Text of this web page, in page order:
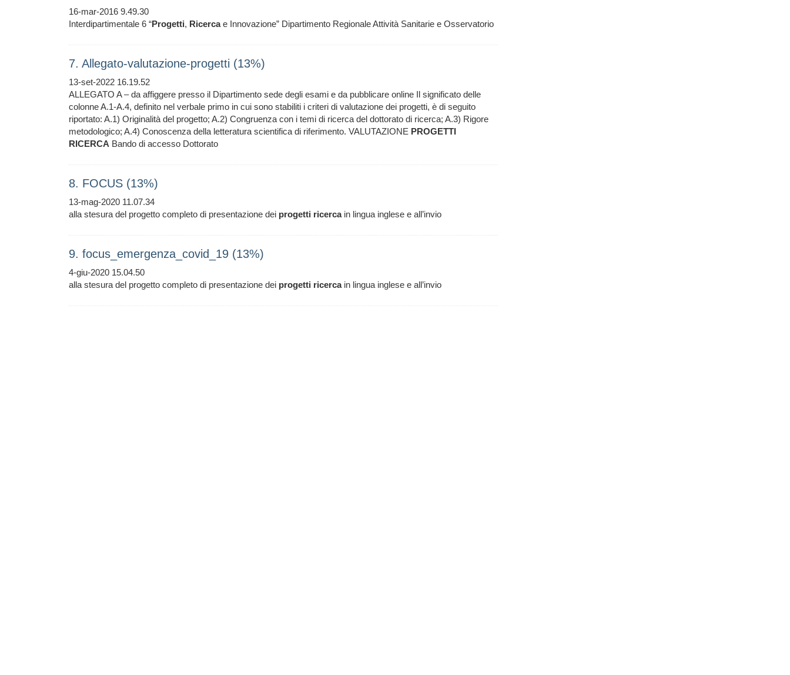
16-mar-2016 9.49.30
Interdipartimentale 6 “Progetti, Ricercae Innovazione” Dipartimento Regionale Attività Sanitarie e Osservatorio
7. Allegato-valutazione-progetti (13%)
13-set-2022 16.19.52
ALLEGATO A – da affiggere presso il Dipartimento sede degli esami e da pubblicare online Il significato delle
colonne A.1-A.4, definito nel verbale primo in cui sono stabiliti i criteri di valutazione dei progetti, è di seguito
riportato: A.1) Originalità del progetto; A.2) Congruenza con i temi di ricerca del dottorato di ricerca; A.3) Rigore
metodologico; A.4) Conoscenza della letteratura scientifica di riferimento. VALUTAZIONE PROGETTI
RICERCA Bando di accesso Dottorato
8. FOCUS (13%)
13-mag-2020 11.07.34
alla stesura del progetto completo di presentazione dei progetti ricercain lingua inglese e all’invio
9. focus_emergenza_covid_19 (13%)
4-giu-2020 15.04.50
alla stesura del progetto completo di presentazione dei progetti ricercain lingua inglese e all’invio